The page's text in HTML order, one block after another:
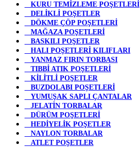
KURU TEMİZLEME POŞETLERİ
DELİKLİ POŞETLER
DÖKME ÇÖP POŞETLERİ
MAĞAZA POŞETLERİ
BASKILI POŞETLER
HALI POŞETLERİ KILIFLARI
YANMAZ FIRIN TORBASI
TIBBİ ATIK POŞETLERİ
KİLİTLİ POŞETLER
BUZDOLABI POŞETLERİ
YUMUŞAK SAPLI ÇANTALAR
JELATİN TORBALAR
DÜRÜM POŞETLERİ
HEDİYELİK POŞETLER
NAYLON TORBALAR
ATLET POŞETLER